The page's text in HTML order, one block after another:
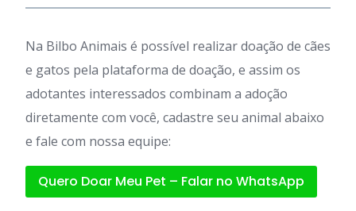
Na Bilbo Animais é possível realizar doação de cães
e gatos pela plataforma de doação, e assim os
adotantes interessados combinam a adoção
diretamente com você, cadastre seu animal abaixo
e fale com nossa equipe:
Quero Doar Meu Pet – Falar no WhatsApp